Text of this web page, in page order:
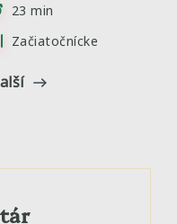
23 min
Začiatočnícke